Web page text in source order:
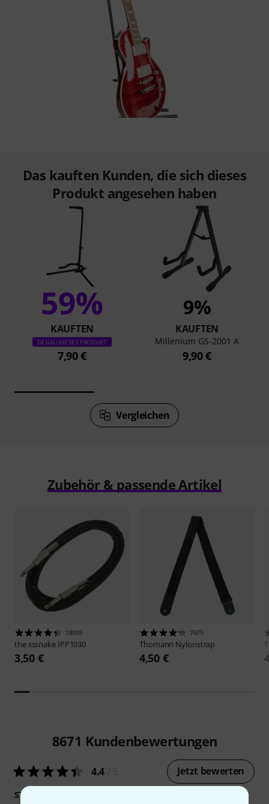
Das kauften Kunden, die sich dieses
Produkt angesehen haben
59%
KAUFTEN
GENAU DIESES PRODUKT
7,90 €
9%
KAUFTEN
Millenium GS-2001 A
9,90 €
Vergleichen
Zubehör & passende Artikel
18008
the sssnake IPP1030
3,50 €
7675
Thomann Nylonstrap
4,50 €
8671 Kundenbewertungen
4.4 Jetzt bewerten
STABILITÄT